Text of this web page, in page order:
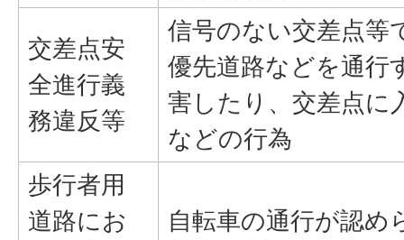
交差点安
全進行義
務違反等
信号のない交差点等
優先道路などを通行
害したり、交差点に
などの行為
歩行者用
道路にお
自転車の通行が認め